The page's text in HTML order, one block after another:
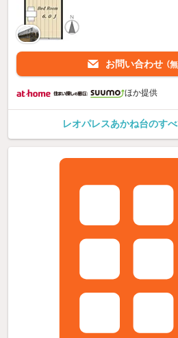
お問い合わせ （
ほか提供
レオパレスあかね台のす